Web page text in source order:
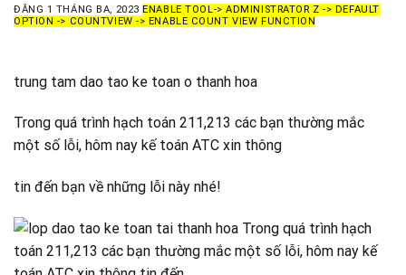
ĐĂNG 1 THÁNG BA, 2023 ENABLE TOOL-> ADMINISTRATOR Z -> DEFAULT
OPTION -> COUNTVIEW -> ENABLE COUNT VIEW FUNCTION
trung tam dao tao ke toan o thanh hoa
Trong quá trình hạch toán 211,213 các bạn thường mắc
một số lỗi, hôm nay kế toán ATC xin thông
tin đến bạn về những lỗi này nhé!